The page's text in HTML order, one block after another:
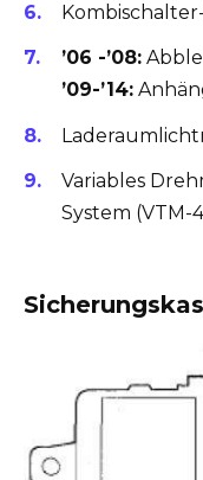
’06 -’08:
’09-’14:
Variables
System (VTM-